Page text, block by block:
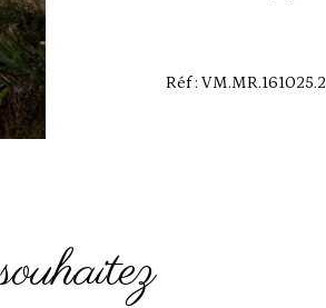
Réf : VM.MR.161025.2